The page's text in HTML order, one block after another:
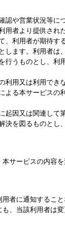
認や営業状況等に
用者より提供され
、利用者が期待
します。利用者
行うものとし、
利用又は利用で
よる本サービスの
起因又は関連して
決を図るものとし
サービスの内容
者に通知するこ
、当該利用者は